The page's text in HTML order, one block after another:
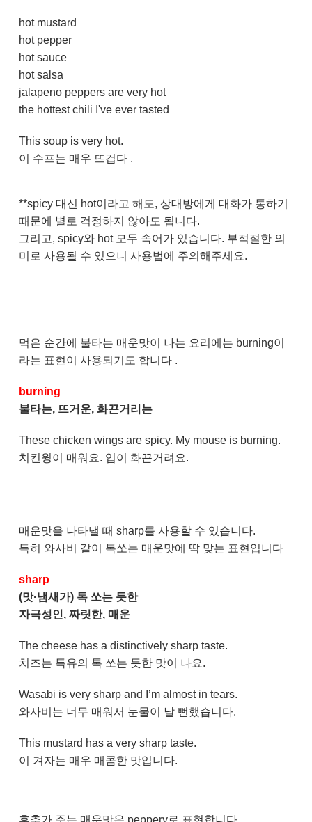
hot mustard
hot pepper
hot sauce
hot salsa
jalapeno peppers are very hot
the hottest chili I've ever tasted
This soup is very hot.
이 수프는 매우 뜨겁다 .
**spicy 대신 hot이라고 해도, 상대방에게 대화가 통하기
때문에 별로 걱정하지 않아도 됩니다.
그리고, spicy와 hot 모두 속어가 있습니다. 부적절한 의
미로 사용될 수 있으니 사용법에 주의해주세요.
먹은 순간에 불타는 매운맛이 나는 요리에는 burning이
라는 표현이 사용되기도 합니다 .
burning
불타는, 뜨거운, 화끈거리는
These chicken wings are spicy. My mouse is burning.
치킨윙이 매워요. 입이 화끈거려요.
매운맛을 나타낼 때 sharp를 사용할 수 있습니다.
특히 와사비 같이 톡쏘는 매운맛에 딱 맞는 표현입니다
sharp
(맛·냄새가) 톡 쏘는 듯한
자극성인, 짜릿한, 매운
The cheese has a distinctively sharp taste.
치즈는 특유의 톡 쏘는 듯한 맛이 나요.
Wasabi is very sharp and I’m almost in tears.
와사비는 너무 매워서 눈물이 날 뻔했습니다.
This mustard has a very sharp taste.
이 겨자는 매우 매콤한 맛입니다.
후추가 주는 매운맛은 peppery로 표현합니다